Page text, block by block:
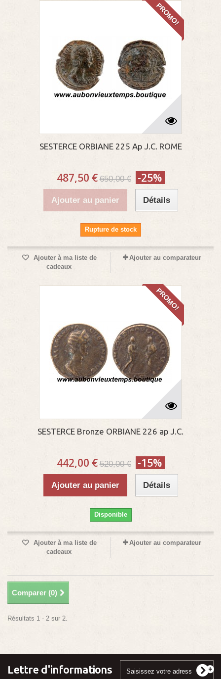
PROMO!
SESTERCE ORBIANE 225 Ap J.C. ROME
487,50 € 650,00 € -25%
Ajouter au panier Détails
Rupture de stock
Ajouter à ma liste de
cadeaux
Ajouter au comparateur
PROMO!
SESTERCE Bronze ORBIANE 226 ap J.C.
442,00 € 520,00 € -15%
Ajouter au panier Détails
Disponible
Ajouter à ma liste de
cadeaux
Ajouter au comparateur
Comparer (0)
Résultats 1 - 2 sur 2.
Lettre d'informations